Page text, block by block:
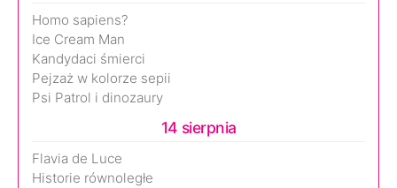
Homo sapiens?
Ice Cream Man
Kandydaci śmierci
Pejzaż w kolorze sepii
Psi Patrol i dinozaury
14 sierpnia
Flavia de Luce
Historie równoległe